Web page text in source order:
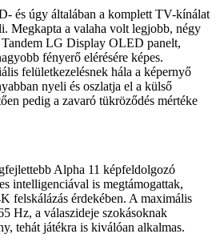
és úgy általában a komplett TV-kínálat
Megkapta a valaha volt legjobb, négy
LG Display OLED panelt,
fényerő elérésére képes.
felületkezelésnek hála a képernyő
nyeli és oszlatja el a külső
pedig a zavaró tükröződés mértéke
Alpha 11 képfeldolgozó
intelligenciával is megtámogattak,
felskálázás érdekében. A maximális
Hz, a válaszideje szokásoknak
tehát játékra is kiválóan alkalmas.